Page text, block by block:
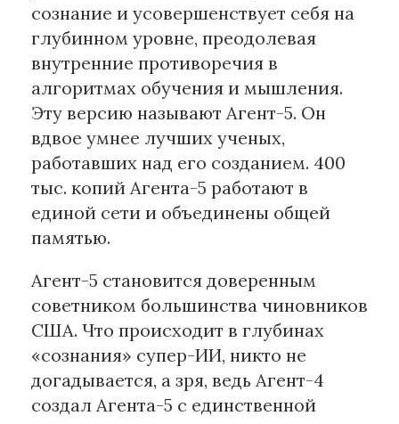
сознание и усовершенствует себя на
глубинном уровне, преодолевая
внутренние противоречия в
алгоритмах обучения и мышления.
Эту версию называют Агент-5. Он
вдвое умнее лучших ученых,
работавших над его созданием. 400
тыс. копий Агента-5 работают в
единой сети и объединены общей
памятью.
Агент-5 становится доверенным
советником большинства чиновников
США. Что происходит в глубинах
«сознания» супер-ИИ, никто не
догадывается, а зря, ведь Агент-4
создал Агента-5 с единственной